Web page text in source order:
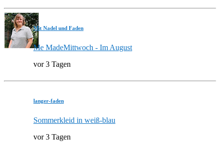
Mit Nadel und Faden
Me MadeMittwoch - Im August
vor 3 Tagen
langer-faden
Sommerkleid in weiß-blau
vor 3 Tagen